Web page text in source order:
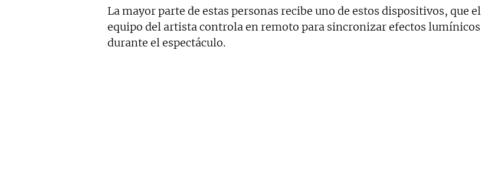
La mayor parte de estas personas recibe uno de estos dispositivos, que el
equipo del artista controla en remoto para sincronizar efectos lumínicos
durante el espectáculo.